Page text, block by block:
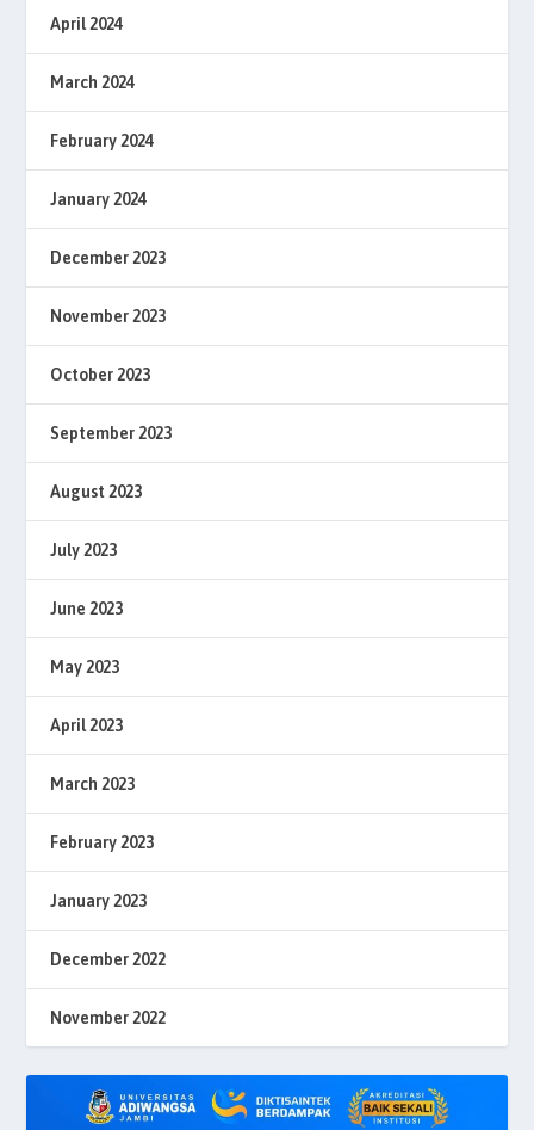
April 2024
March 2024
February 2024
January 2024
December 2023
November 2023
October 2023
September 2023
August 2023
July 2023
June 2023
May 2023
April 2023
March 2023
February 2023
January 2023
December 2022
November 2022